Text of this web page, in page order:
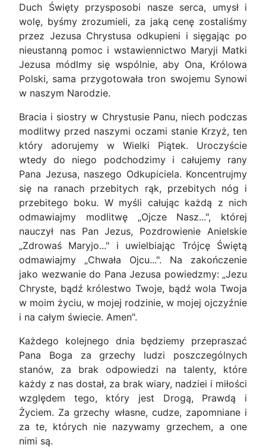
Duch Święty przysposobi nasze serca, umysł i
wolę, byśmy zrozumieli, za jaką cenę zostaliśmy
przez Jezusa Chrystusa odkupieni i sięgając po
nieustanną pomoc i wstawiennictwo Maryji Matki
Jezusa módlmy się wspólnie, aby Ona, Królowa
Polski, sama przygotowała tron swojemu Synowi
w naszym Narodzie.
Bracia i siostry w Chrystusie Panu, niech podczas
modlitwy przed naszymi oczami stanie Krzyż, ten
który adorujemy w Wielki Piątek. Uroczyście
wtedy do niego podchodzimy i całujemy rany
Pana Jezusa, naszego Odkupiciela. Koncentrujmy
się na ranach przebitych rąk, przebitych nóg i
przebitego boku. W myśli całując każdą z nich
odmawiajmy modlitwę „Ojcze Nasz...", której
nauczył nas Pan Jezus, Pozdrowienie Anielskie
„Zdrowaś Maryjo..." i uwielbiając Trójcę Świętą
odmawiajmy „Chwała Ojcu...". Na zakończenie
jako wezwanie do Pana Jezusa powiedzmy: „Jezu
Chryste, bądź królestwo Twoje, bądź wola Twoja
w moim życiu, w mojej rodzinie, w mojej ojczyźnie
i na całym świecie. Amen".
Każdego kolejnego dnia będziemy przepraszać
Pana Boga za grzechy ludzi poszczególnych
stanów, za brak odpowiedzi na talenty, które
każdy z nas dostał, za brak wiary, nadziei i miłości
względem tego, który jest Drogą, Prawdą i
Życiem. Za grzechy własne, cudze, zapomniane i
za te, których nie nazywamy grzechem, a one
nimi są.